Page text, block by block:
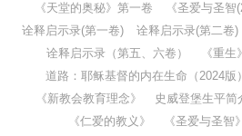
《天堂的奥秘》第一卷
《圣爱与圣智
诠释启示录(第一卷)
诠释启示录(第二卷)
诠释启示录（第五、六卷）
《重生》
道路：耶稣基督的内在生命（2024版）
《新教会教育理念》
史威登堡生平简
《仁爱的教义》
《圣爱与圣智》